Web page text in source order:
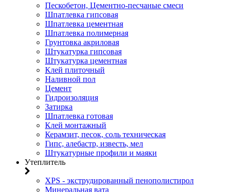
Пескобетон, Цементно-песчаные смеси
Шпатлевка гипсовая
Шпатлевка цементная
Шпатлевка полимерная
Грунтовка акриловая
Штукатурка гипсовая
Штукатурка цементная
Клей плиточный
Наливной пол
Цемент
Гидроизоляция
Затирка
Шпатлевка готовая
Клей монтажный
Керамзит, песок, соль техническая
Гипс, алебастр, известь, мел
Штукатурные профили и маяки
Утеплитель
XPS - экструдированный пенополистирол
Минеральная вата